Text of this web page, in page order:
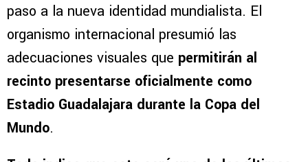
paso a la nueva identidad mundialista. El
organismo internacional presumió las
adecuaciones visuales que permitirán al
recinto presentarse oficialmente como
Estadio Guadalajara durante la Copa del
Mundo.